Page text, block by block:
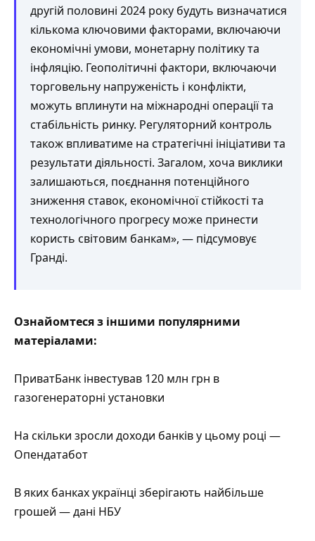
другій половині 2024 року будуть визначатися
кількома ключовими факторами, включаючи
економічні умови, монетарну політику та
інфляцію. Геополітичні фактори, включаючи
торговельну напруженість і конфлікти,
можуть вплинути на міжнародні операції та
стабільність ринку. Регуляторний контроль
також впливатиме на стратегічні ініціативи та
результати діяльності. Загалом, хоча виклики
залишаються, поєднання потенційного
зниження ставок, економічної стійкості та
технологічного прогресу може принести
користь світовим банкам», — підсумовує
Гранді.
Ознайомтеся з іншими популярними
матеріалами:
ПриватБанк інвестував 120 млн грн в
газогенераторні установки
На скільки зросли доходи банків у цьому році —
Опендатабот
В яких банках українці зберігають найбільше
грошей — дані НБУ